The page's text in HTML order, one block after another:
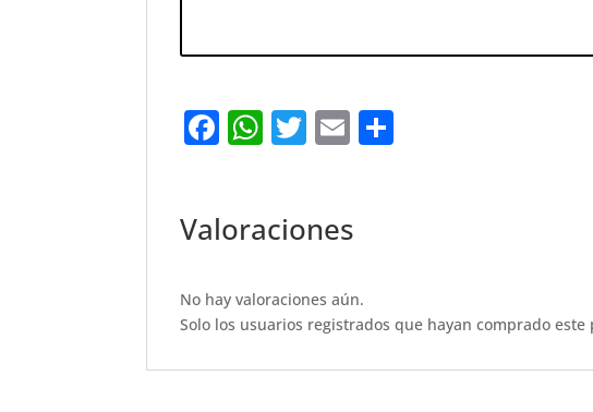
F
e
o
o
k
W
s
p
p
T
te
E
l
Valoraciones
No hay valoraciones aún.
Solo los usuarios registrados que hayan comprado